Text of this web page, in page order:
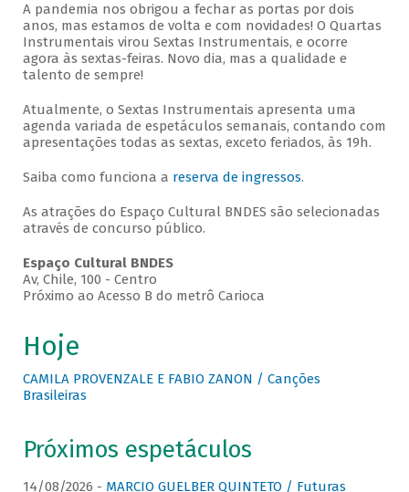
A pandemia nos obrigou a fechar as portas por dois
anos, mas estamos de volta e com novidades! O Quartas
Instrumentais virou Sextas Instrumentais, e ocorre
agora às sextas-feiras. Novo dia, mas a qualidade e
talento de sempre!
Atualmente, o Sextas Instrumentais apresenta uma
agenda variada de espetáculos semanais, contando com
apresentações todas as sextas, exceto feriados, às 19h.
Saiba como funciona a reserva de ingressos.
As atrações do Espaço Cultural BNDES são selecionadas
através de concurso público.
Espaço Cultural BNDES
Av, Chile, 100 - Centro
Próximo ao Acesso B do metrô Carioca
Hoje
CAMILA PROVENZALE E FABIO ZANON / Canções
Brasileiras
Próximos espetáculos
14/08/2026 - MARCIO GUELBER QUINTETO / Futuras